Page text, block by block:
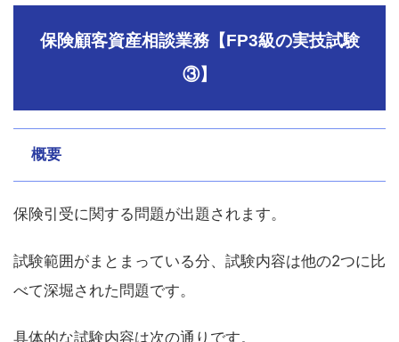
保険顧客資産相談業務【FP3級の実技試験
③】
概要
保険引受に関する問題が出題されます。
試験範囲がまとまっている分、試験内容は他の2つに比
べて深堀された問題です。
具体的な試験内容は次の通りです。